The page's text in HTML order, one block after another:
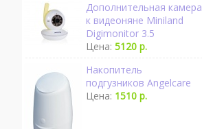
Дополнительная камера
к видеоняне Miniland
Digimonitor 3.5
Цена: 5120 р.
Накопитель
подгузников Angelcare
Цена: 1510 р.